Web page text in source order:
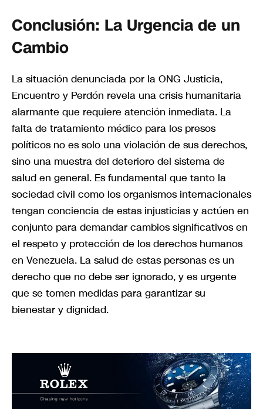
Conclusión: La Urgencia de un
Cambio
La situación denunciada por la ONG Justicia,
Encuentro y Perdón revela una crisis humanitaria
alarmante que requiere atención inmediata. La
falta de tratamiento médico para los presos
políticos no es solo una violación de sus derechos,
sino una muestra del deterioro del sistema de
salud en general. Es fundamental que tanto la
sociedad civil como los organismos internacionales
tengan conciencia de estas injusticias y actúen en
conjunto para demandar cambios significativos en
el respeto y protección de los derechos humanos
en Venezuela. La salud de estas personas es un
derecho que no debe ser ignorado, y es urgente
que se tomen medidas para garantizar su
bienestar y dignidad.